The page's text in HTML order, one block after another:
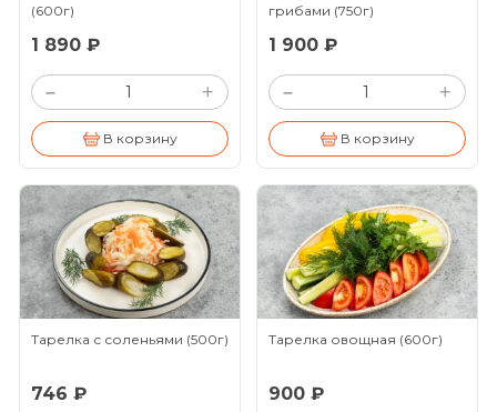
(600г)
1 890 ₽
– +
В корзину
грибами (750г)
1 900 ₽
– +
В корзину
Тарелка с соленьями (500г)
746 ₽
Тарелка овощная (600г)
900 ₽